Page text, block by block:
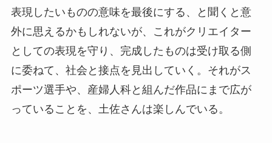
表現したいものの意味を最後にする、と聞くと意
外に思えるかもしれないが、これがクリエイター
としての表現を守り、完成したものは受け取る側
に委ねて、社会と接点を見出していく。それがス
ポーツ選手や、産婦人科と組んだ作品にまで広が
っていることを、土佐さんは楽しんでいる。